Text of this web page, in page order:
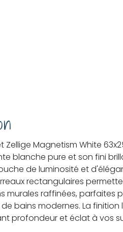
Zellige Magnetism White
blanche pure et son fini
de luminosité et
rectangulaires
murales raffinées, parfaites
bains modernes. La finition
profondeur et éclat à vos